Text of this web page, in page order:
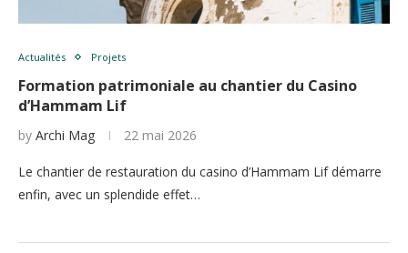
Actualités Projets
Formation patrimoniale au chantier du Casino
d’Hammam Lif
by Archi Mag 22 mai 2026
Le chantier de restauration du casino d’Hammam Lif démarre
enfin, avec un splendide effet…